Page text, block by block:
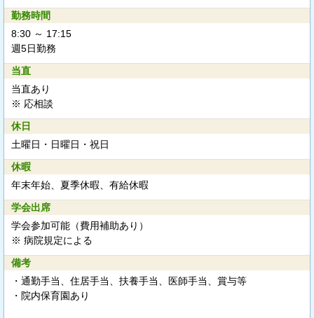
勤務時間
8:30 ～ 17:15
週5日勤務
当直
当直あり
※ 応相談
休日
土曜日・日曜日・祝日
休暇
年末年始、夏季休暇、有給休暇
学会出席
学会参加可能（費用補助あり）
※ 病院規定による
備考
・通勤手当、住居手当、扶養手当、医師手当、賞与等
・院内保育園あり